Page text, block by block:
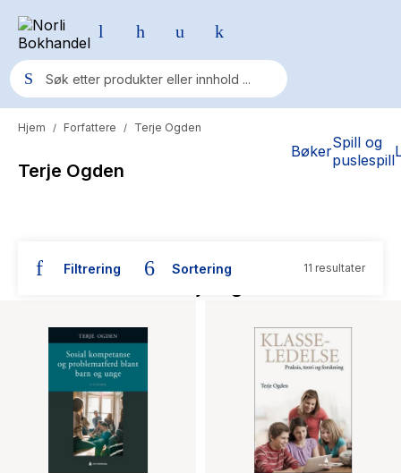
BøkerSpill og
puslespill
Populære søk
Pokemon
Yesteryear
Hitster
Hypopressiv trening
The Housemaid
Hjem / Forfattere / Terje Ogden
Terje Ogden
Filtrering Sortering 11 resultater